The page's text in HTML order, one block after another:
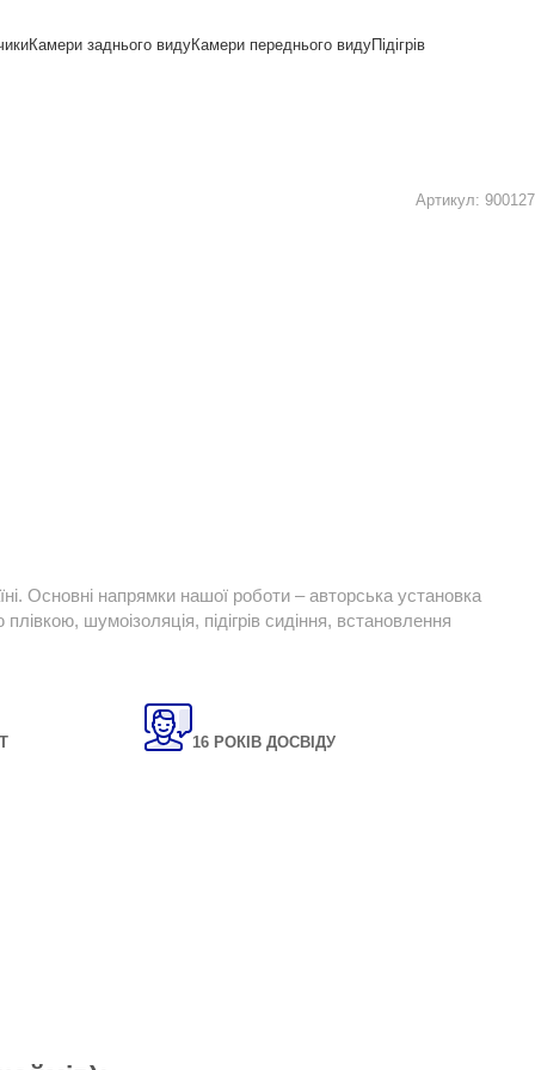
Камери заднього видуКамери переднього видуПідігрів
Артикул: 900127
Основні напрямки нашої роботи – авторська установка
шумоізоляція, підігрів сидіння, встановлення
16 РОКІВ ДОСВІДУ